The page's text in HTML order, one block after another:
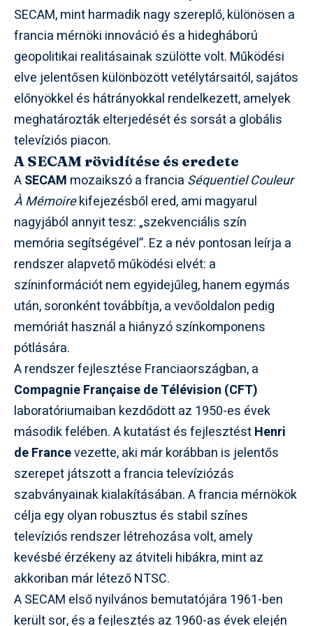
SECAM, mint harmadik nagy szereplő, különösen a
francia mérnöki innováció és a hidegháború
geopolitikai realitásainak szülötte volt. Működési
elve jelentősen különbözött vetélytársaitól, sajátos
előnyökkel és hátrányokkal rendelkezett, amelyek
meghatározták elterjedését és sorsát a globális
televíziós piacon.
A SECAM rövidítése és eredete
ASECAM mozaikszó a francia Séquentiel Couleur
À Mémoirekifejezésből ered, ami magyarul
nagyjából annyit tesz: „szekvenciális szín
memória segítségével”. Ez a név pontosan leírja a
rendszer alapvető működési elvét: a
színinformációt nem egyidejűleg, hanem egymás
után, soronként továbbítja, a vevőoldalon pedig
memóriát használ a hiányzó színkomponens
pótlására.
A rendszer fejlesztése Franciaországban, a
Compagnie Française de Télévision (CFT)
laboratóriumaiban kezdődött az 1950-es évek
második felében. A kutatást és fejlesztéstHenri
de Francevezette, aki már korábban is jelentős
szerepet játszott a francia televíziózás
szabványainak kialakításában. A francia mérnökök
célja egy olyan robusztus és stabil színes
televíziós rendszer létrehozása volt, amely
kevésbé érzékeny az átviteli hibákra, mint az
akkoriban már létező NTSC.
A SECAM első nyilvános bemutatójára 1961-ben
került sor, és a fejlesztés az 1960-as évek elején